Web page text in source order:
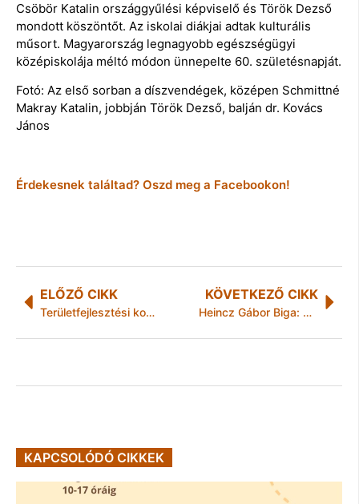
Csöbör Katalin országgyűlési képviselő és Török Dezső
mondott köszöntőt. Az iskolai diákjai adtak kulturális
műsort. Magyarország legnagyobb egészségügyi
középiskolája méltó módon ünnepelte 60. születésnapját.
Fotó: Az első sorban a díszvendégek, középen Schmittné
Makray Katalin, jobbján Török Dezső, balján dr. Kovács
János
Érdekesnek találtad? Oszd meg a Facebookon!
ELŐZŐ CIKK
Területfejlesztési konferencia Tokajban
KÖVETKEZŐ CIKK
Heincz Gábor Biga: Ne legyen tabutéma a hajléktalanság!
KAPCSOLÓDÓ CIKKEK